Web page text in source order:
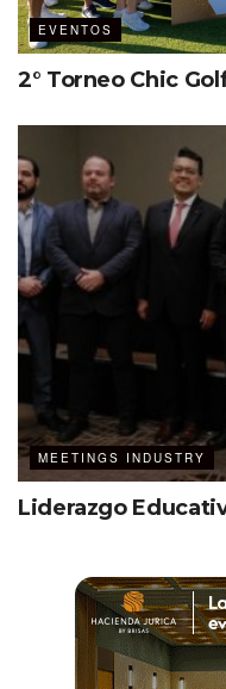
colaboración e
Información
emociones
acción.
El valor de los
del rendimiento y
participación del
Explorando
coincidencias que
Edificando
principal de la
Propiciar sentido
estrategia permite
EVENTOS
2° Torneo Chic
MEETINGS INDUSTRY
Liderazgo